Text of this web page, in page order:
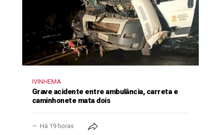
IVINHEMA
Grave acidente entre ambulância, carreta e
caminhonete mata dois
Há 19 horas